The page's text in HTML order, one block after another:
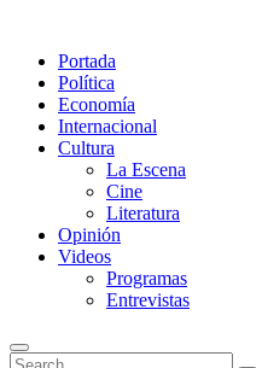
Portada
Política
Economía
Internacional
Cultura
La Escena
Cine
Literatura
Opinión
Videos
Programas
Entrevistas